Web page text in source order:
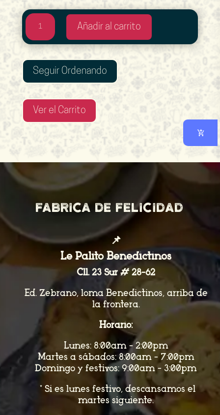
Desayuno
KETO
cantidad
Añadir al carrito
Seguir Ordenando
Ver el Carrito
Fabrica de felicidad
📌
Le Palito Benedictinos
Cll. 23 Sur # 28-62
Ed. Zebrano, loma Benedictinos, arriba de
la frontera.
Horario:
Lunes: 8:00am - 2:00pm
Martes a sábados: 8:00am - 7:00pm
Domingo y festivos: 9:00am - 3:00pm
*Si es lunes festivo, descansamos el
martes siguiente.